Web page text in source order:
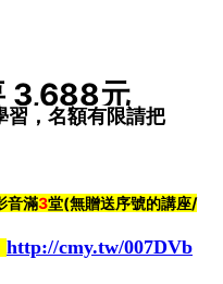
3,688元
習，名額有限請把
音滿3堂(無贈送序號的講座/
http://cmy.tw/007DVb